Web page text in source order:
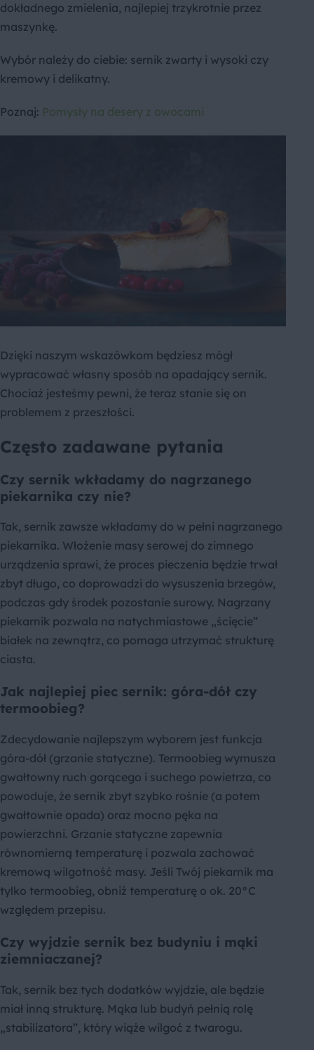
dokładnego zmielenia, najlepiej trzykrotnie przez
maszynkę.
Wybór należy do ciebie: sernik zwarty i wysoki czy
kremowy i delikatny.
Poznaj: Pomysły na desery z owocami
Dzięki naszym wskazówkom będziesz mógł
wypracować własny sposób na opadający sernik.
Chociaż jesteśmy pewni, że teraz stanie się on
problemem z przeszłości.
Często zadawane pytania
Czy sernik wkładamy do nagrzanego
piekarnika czy nie?
Tak, sernik zawsze wkładamy do w pełni nagrzanego
piekarnika. Włożenie masy serowej do zimnego
urządzenia sprawi, że proces pieczenia będzie trwał
zbyt długo, co doprowadzi do wysuszenia brzegów,
podczas gdy środek pozostanie surowy. Nagrzany
piekarnik pozwala na natychmiastowe „ścięcie”
białek na zewnątrz, co pomaga utrzymać strukturę
ciasta.
Jak najlepiej piec sernik: góra-dół czy
termoobieg?
Zdecydowanie najlepszym wyborem jest funkcja
góra-dół (grzanie statyczne). Termoobieg wymusza
gwałtowny ruch gorącego i suchego powietrza, co
powoduje, że sernik zbyt szybko rośnie (a potem
gwałtownie opada) oraz mocno pęka na
powierzchni. Grzanie statyczne zapewnia
równomierną temperaturę i pozwala zachować
kremową wilgotność masy. Jeśli Twój piekarnik ma
tylko termoobieg, obniż temperaturę o ok. 20°C
względem przepisu.
Czy wyjdzie sernik bez budyniu i mąki
ziemniaczanej?
Tak, sernik bez tych dodatków wyjdzie, ale będzie
miał inną strukturę. Mąka lub budyń pełnią rolę
„stabilizatora”, który wiąże wilgoć z twarogu.